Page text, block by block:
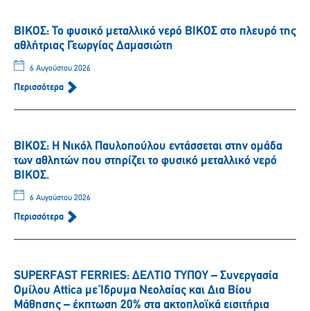
ΒΙΚΟΣ: Το φυσικό μεταλλικό νερό ΒΙΚΟΣ στο πλευρό της
αθλήτριας Γεωργίας Δαμασιώτη
6 Αυγούστου 2026
Περισσότερα
ΒΙΚΟΣ: Η Νικόλ Παυλοπούλου εντάσσεται στην ομάδα
των αθλητών που στηρίζει το φυσικό μεταλλικό νερό
ΒΙΚΟΣ.
6 Αυγούστου 2026
Περισσότερα
SUPERFAST FERRIES: ΔΕΛΤΙΟ ΤΥΠΟΥ – Συνεργασία
Ομίλου Attica με Ίδρυμα Νεολαίας και Δια Βίου
Μάθησης – έκπτωση 20% στα ακτοπλοϊκά εισιτήρια